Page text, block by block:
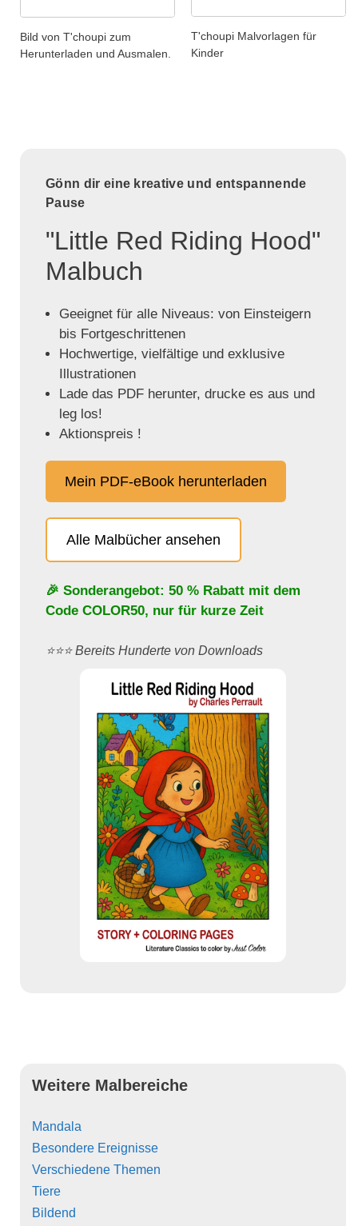
Bild von T'choupi zum
Herunterladen und Ausmalen.
T'choupi Malvorlagen für
Kinder
Gönn dir eine kreative und entspannende
Pause
"Little Red Riding Hood"
Malbuch
Geeignet für alle Niveaus: von Einsteigern
bis Fortgeschrittenen
Hochwertige, vielfältige und exklusive
Illustrationen
Lade das PDF herunter, drucke es aus und
leg los!
Aktionspreis !
Mein PDF-eBook herunterladen
Alle Malbücher ansehen
🎉 Sonderangebot: 50 % Rabatt mit dem
Code COLOR50, nur für kurze Zeit
⭐️⭐️⭐️ Bereits Hunderte von Downloads
Weitere Malbereiche
Mandala
Besondere Ereignisse
Verschiedene Themen
Tiere
Bildend